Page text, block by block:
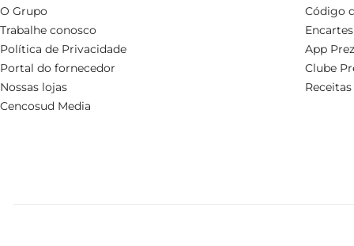
O Grupo
Trabalhe conosco
Política de Privacidade
Portal do fornecedor
Nossas lojas
Cencosud Media
Código
Encartes
App
Clube
Receitas